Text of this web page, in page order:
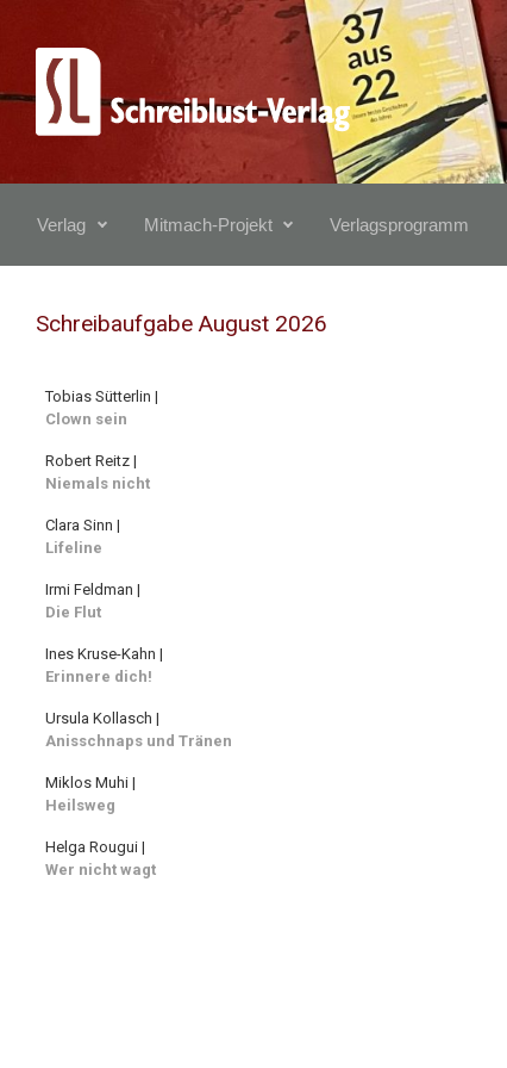
Zum Hauptinhalt springen
Verlag Mitmach-Projekt Verlagsprogramm
Schreibaufgabe August 2026
Tobias Sütterlin |
Clown sein
Robert Reitz |
Niemals nicht
Clara Sinn |
Lifeline
Irmi Feldman |
Die Flut
Ines Kruse-Kahn |
Erinnere dich!
Ursula Kollasch |
Anisschnaps und Tränen
Miklos Muhi |
Heilsweg
Helga Rougui |
Wer nicht wagt